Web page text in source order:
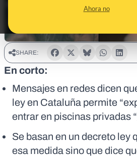
Ahora no
SHARE:
En corto:
Mensajes en redes dicen
ley en Cataluña permite
entrar en piscinas privadas
Se basan en un decreto ley
esa medida sino que dice